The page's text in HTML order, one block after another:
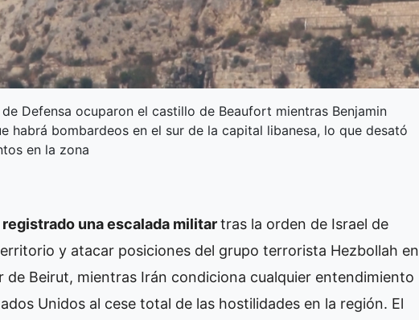
Defensa ocuparon el castillo de Beaufort mientras Benjamin
habrá bombardeos en el sur de la capital libanesa, lo que desató
en la zona
una escalada militartras la orden de Israel de
y atacar posiciones del grupo terrorista Hezbollah en
de Beirut, mientras Irán condiciona cualquier entendimiento
Unidos al cese total de las hostilidades en la región. El